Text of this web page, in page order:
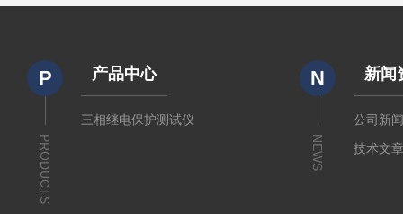
P
PRODUCTS
产品中心
三相继电保护测试仪
N
NEWS
新闻
公司新
技术文